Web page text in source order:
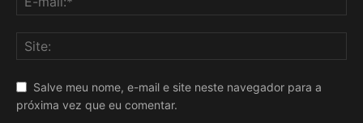
Salve meu nome, e-mail e site neste navegador para a
próxima vez que eu comentar.